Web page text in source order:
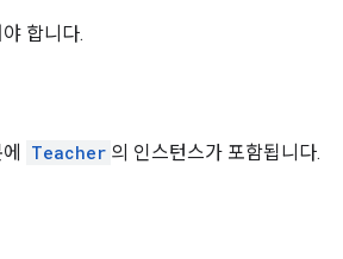
합니다.
Teacher 의 인스턴스가 포함됩니다.